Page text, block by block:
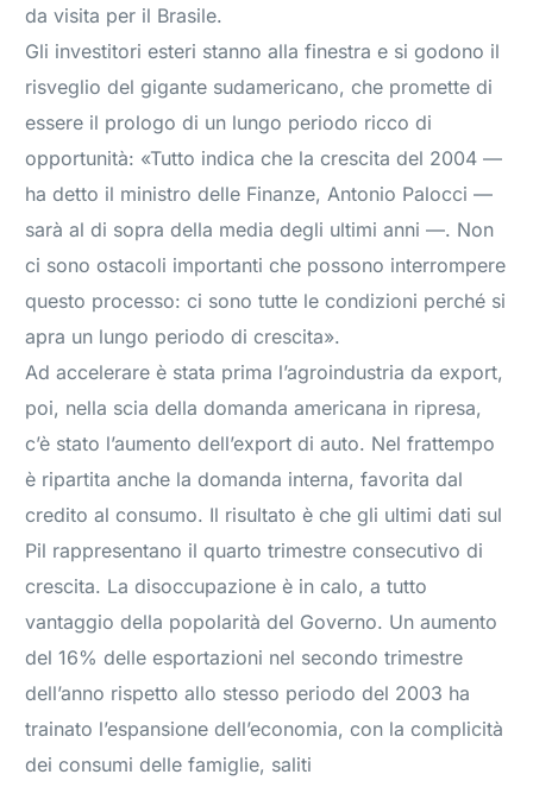
da visita per il Brasile.
Gli investitori esteri stanno alla finestra e si godono il
risveglio del gigante sudamericano, che promette di
essere il prologo di un lungo periodo ricco di
opportunità: «Tutto indica che la crescita del 2004 —
ha detto il ministro delle Finanze, Antonio Palocci —
sarà al di sopra della media degli ultimi anni —. Non
ci sono ostacoli importanti che possono interrompere
questo processo: ci sono tutte le condizioni perché si
apra un lungo periodo di crescita».
Ad accelerare è stata prima l’agroindustria da export,
poi, nella scia della domanda americana in ripresa,
c’è stato l’aumento dell’export di auto. Nel frattempo
è ripartita anche la domanda interna, favorita dal
credito al consumo. Il risultato è che gli ultimi dati sul
Pil rappresentano il quarto trimestre consecutivo di
crescita. La disoccupazione è in calo, a tutto
vantaggio della popolarità del Governo. Un aumento
del 16% delle esportazioni nel secondo trimestre
dell’anno rispetto allo stesso periodo del 2003 ha
trainato l’espansione dell’economia, con la complicità
dei consumi delle famiglie, saliti